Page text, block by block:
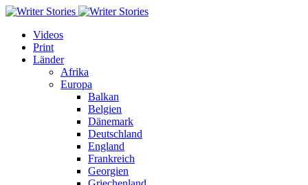
Videos
Print
Länder
Afrika
Europa
Balkan
Belgien
Dänemark
Deutschland
England
Frankreich
Georgien